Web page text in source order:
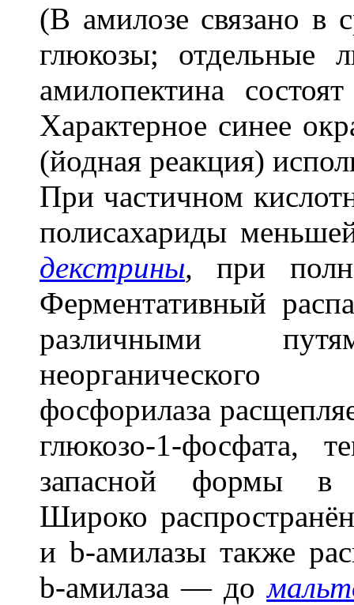
(В амилозе связано в
глюкозы; отдельные
амилопектина
Характерное синее
(йодная реакция)
При частичном
полисахариды
декстрины, при
Ферментативный
различными
неорганического
фосфорилаза
глюкозо-1-фосфата,
запасной формы в
Широко
и b-амилазы также
b-амилаза — до